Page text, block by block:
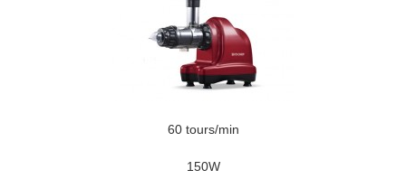
60 tours/min
150W